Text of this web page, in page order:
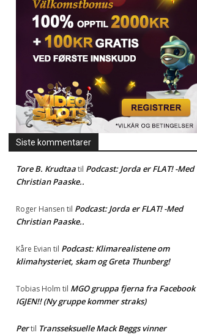
Siste kommentarer
Tore B. Krudtaatil Podcast: Jorda er FLAT! -Med
Christian Paaske..
Roger Hansen til Podcast: Jorda er FLAT! -Med
Christian Paaske..
Kåre Evian til Podcast: Klimarealistene om
klimahysteriet, skam og Greta Thunberg!
Tobias Holm til MGO gruppa fjerna fra Facebook
IGJEN!! (Ny gruppe kommer straks)
Pertil Transseksuelle Mack Beggs vinner